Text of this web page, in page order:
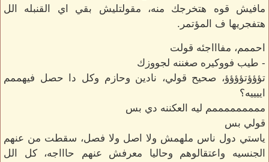
مافيش قوه هتخرجك منه، مقولتليش بقي اي القنبله الل
هتفجريها ف المؤتمر.
احممم، مفاااجئه قولت
- طيب فووكيره صغننه لجووزك
تؤؤؤتؤؤؤؤ، صحيح قولي، نادين وحازم وكل دا حصل فيهممم
اييييه؟
مممممممممم ليه العكننه دي بس
قولي بس
ياستي دول ناس ملهمش ولا اصل ولا فصل، سقطت من عنهم
الجنسيه واعتقالوهم وحاليا معرفش عنهم حاااجه، كل الل